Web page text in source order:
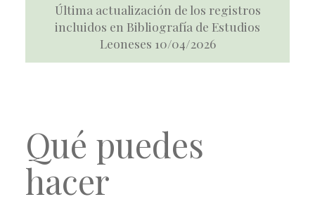
Última actualización de los registros
incluidos en Bibliografía de Estudios
Leoneses 10/04/2026
Qué puedes
hacer